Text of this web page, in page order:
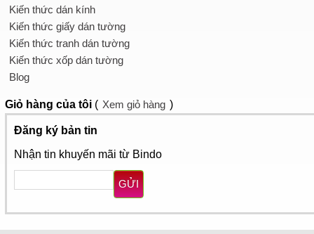
Kiến thức dán kính
Kiến thức giấy dán tường
Kiến thức tranh dán tường
Kiến thức xốp dán tường
Blog
Giỏ hàng của tôi ( Xem giỏ hàng )
Đăng ký bản tin
Nhận tin khuyến mãi từ Bindo
GỬI